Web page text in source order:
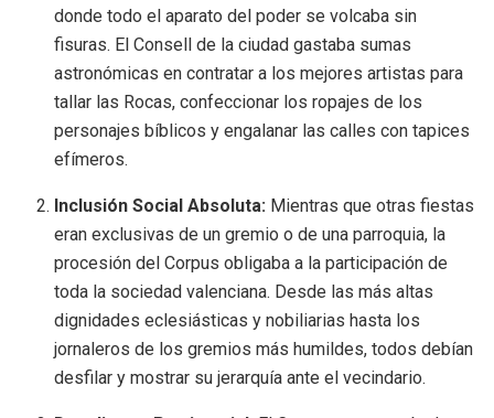
donde todo el aparato del poder se volcaba sin
fisuras. El Consell de la ciudad gastaba sumas
astronómicas en contratar a los mejores artistas para
tallar las Rocas, confeccionar los ropajes de los
personajes bíblicos y engalanar las calles con tapices
efímeros.
Inclusión Social Absoluta: Mientras que otras fiestas
eran exclusivas de un gremio o de una parroquia, la
procesión del Corpus obligaba a la participación de
toda la sociedad valenciana. Desde las más altas
dignidades eclesiásticas y nobiliarias hasta los
jornaleros de los gremios más humildes, todos debían
desfilar y mostrar su jerarquía ante el vecindario.